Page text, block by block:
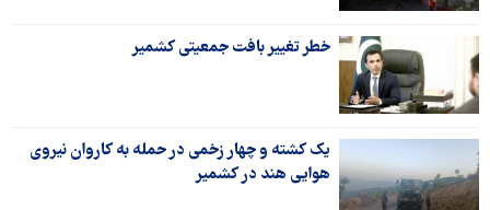
خطر تغییر بافت جمعیتی کشمیر
یک کشته و چهار زخمی در حمله به کاروان نیروی
هوایی هند در کشمیر